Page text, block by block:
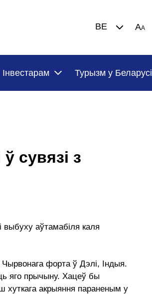
BE AA
Iнвестарам Турызм у Беларусi
сувязі з
выбуху аўтамабіля каля
Чырвонага форта ў Дэлі, Індыя.
яго прычыну. Хацеў бы
хуткага акрыяння параненым у